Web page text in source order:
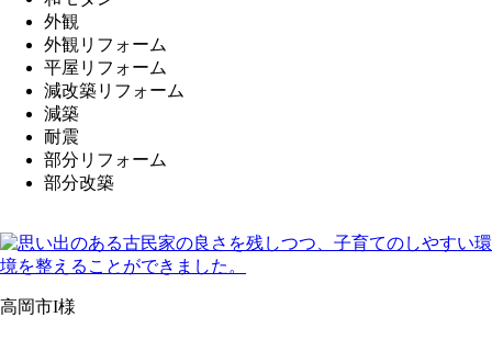
外観
外観リフォーム
平屋リフォーム
減改築リフォーム
減築
耐震
部分リフォーム
部分改築
高岡市I様